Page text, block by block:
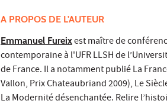
A PROPOS DE L'AUTEUR
Emmanuel Fureixest maître de
contemporaine à l'UFR LLSH de
de France. Il a notamment publié La
Vallon, Prix Chateaubriand 2009), Le
La Modernité désenchantée. Relire